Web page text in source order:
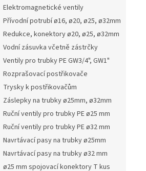
Elektromagnetické ventily
Přívodní potrubí ø16, ø20, ø25, ø32mm
Redukce, konektory ø20, ø25, ø32mm
Vodní zásuvka včetně zástrčky
Ventily pro trubky PE GW3/4", GW1"
Rozprašovací postřikovače
Trysky k postřikovačům
Záslepky na trubky ø25mm, ø32mm
Ruční ventily pro trubky PE ø25 mm
Ruční ventily pro trubky PE ø32 mm
Navrtávací pasy na trubky ø25mm
Navrtávací pasy na trubky ø32 mm
ø25 mm spojovací konektory T kus